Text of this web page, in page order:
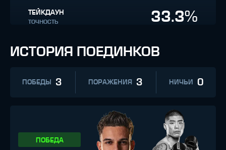
ТЕЙКДАУН
ТОЧНОСТЬ 33.3%
ИСТОРИЯ ПОЕДИНКОВ
ПОБЕДЫ 3 ПОРАЖЕНИЯ 3 НИЧЬИ 0
ПОБЕДА